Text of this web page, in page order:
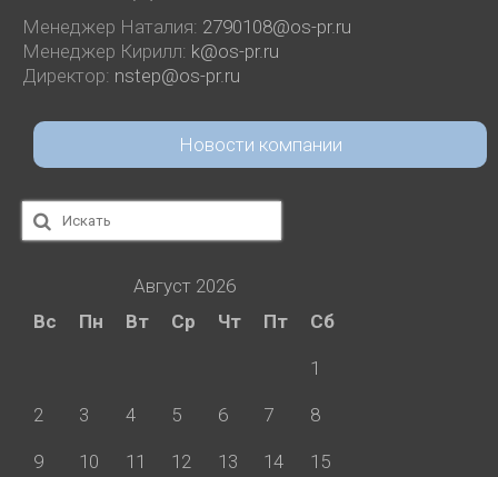
Менеджер Наталия: 2790108@os-pr.ru
Менеджер Кирилл: k@os-pr.ru
Директор: nstep@os-pr.ru
Новости компании
Искать:
Август 2026
Вс
Пн Вт Ср Чт Пт Сб
1
2 3 4 5 6 7 8
9 10 11 12 13 14 15